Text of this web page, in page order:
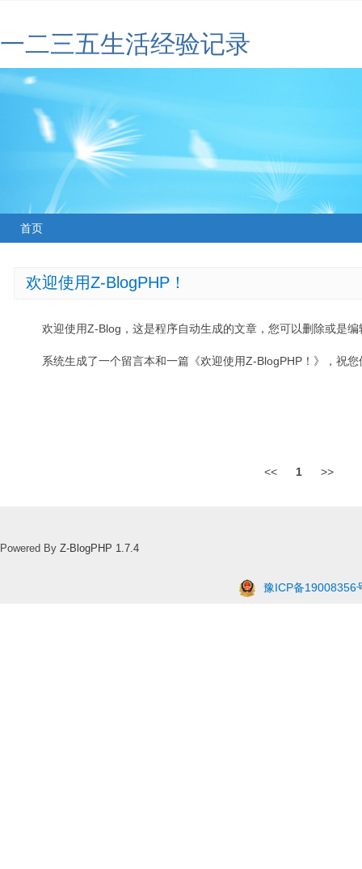
一二三五生活经验记录
首页
欢迎使用Z-BlogPHP！
欢迎使用Z-Blog，这是程序自动生成的文章，您可以删除或是编
系统生成了一个留言本和一篇《欢迎使用Z-BlogPHP！》，祝
<< 1 >>
Powered By Z-BlogPHP 1.7.4
豫ICP备19008356